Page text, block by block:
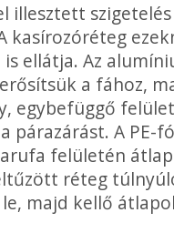
illesztett szigetelés
kasírozóréteg
ellátja. Az
a fához,
egybefüggő
párazárást. A PE-
felületén
réteg
majd kellő